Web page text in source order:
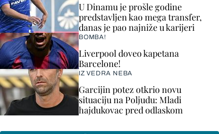
U Dinamu je prošle godine
predstavljen kao mega transfer,
danas je pao najniže u karijeri
BOMBA!
Liverpool doveo kapetana
Barcelone!
IZ VEDRA NEBA
Garcijin potez otkrio novu
situaciju na Poljudu: Mladi
hajdukovac pred odlaskom